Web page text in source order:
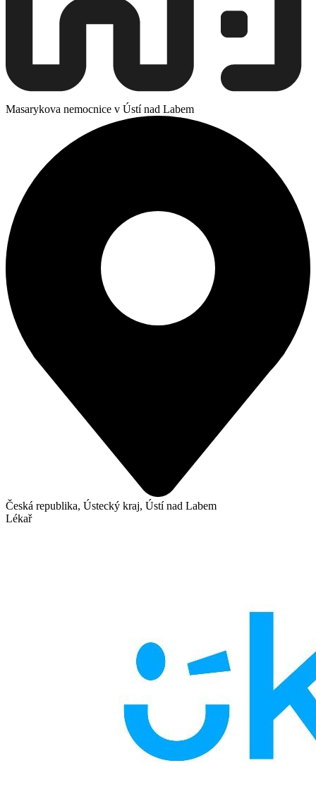
Masarykova nemocnice v Ústí nad Labem
Česká republika, Ústecký kraj, Ústí nad Labem
Lékař